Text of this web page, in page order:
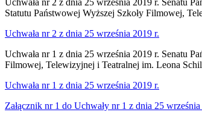
Statutu Państwowej Wyższej Szkoły Filmowej,
Uchwała nr 2 z dnia 25 września 2019 r.
Uchwała nr 1 z dnia 25 września 2019 r. Senatu
Filmowej, Telewizyjnej i Teatralnej im. Leona
Uchwała nr 1 z dnia 25 września 2019 r.
Załącznik nr 1 do Uchwały nr 1 z dnia 25